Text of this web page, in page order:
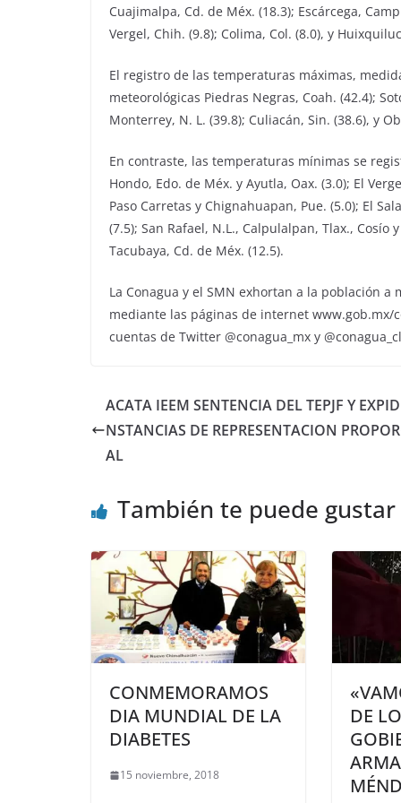
Cuajimalpa, Cd. de Méx. (18.3); Escárcega,
Vergel, Chih. (9.8); Colima, Col. (8.0), y
El registro de las temperaturas máximas,
meteorológicas Piedras Negras, Coah. (42.4);
Monterrey, N. L. (39.8); Culiacán, Sin. (38.6), y
En contraste, las temperaturas mínimas se
Hondo, Edo. de Méx. y Ayutla, Oax. (3.0); El
Paso Carretas y Chignahuapan, Pue. (5.0); El
(7.5); San Rafael, N.L., Calpulalpan, Tlax.,
Tacubaya, Cd. de Méx. (12.5).
La Conagua y el SMN exhortan a la población
mediante las páginas de internet www.gob.mx/
cuentas de Twitter @conagua_mx y
ACATA IEEM SENTENCIA DEL TEPJF Y
NSTANCIAS DE REPRESENTACION
AL
También te puede gustar
CONMEMORAMOS
DIA MUNDIAL DE LA
DIABETES
15 noviembre, 2018
DE